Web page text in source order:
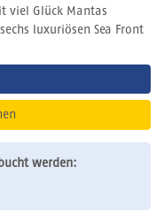
viel Glück Mantas
luxuriösen Sea Front
werden: